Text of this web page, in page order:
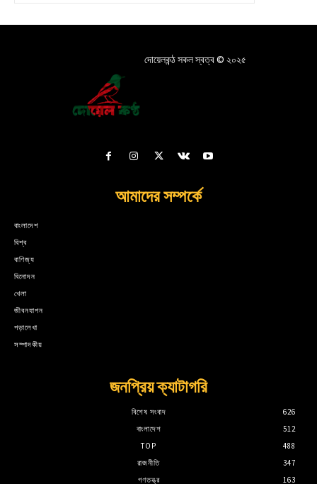
দোয়েলকন্ঠ সকল স্বত্ব © ২০২৫
আমাদের সম্পর্কে
বাংলাদেশ
বিশ্ব
বাণিজ্য
বিনোদন
খেলা
জীবনযাপন
পড়ালেখা
সম্পাদকীয়
জনপ্রিয় ক্যাটাগরি
বিশেষ সংবাদ
626
বাংলাদেশ
512
TOP
488
রাজনীতি
347
গণতন্ত্র
163